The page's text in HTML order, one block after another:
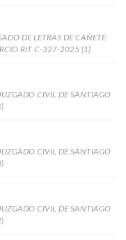
DE LETRAS DE CAÑETE
RIT C-327-2025 (1)
CIVIL DE SANTIAGO
CIVIL DE SANTIAGO
CIVIL DE SANTIAGO